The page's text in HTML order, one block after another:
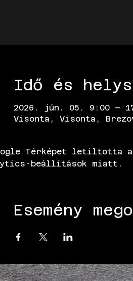
Idő és
2026. jún. 05. 9:00 –
Visonta, Visonta,
Térképet letiltotta a
beállítások miatt.
Esemény